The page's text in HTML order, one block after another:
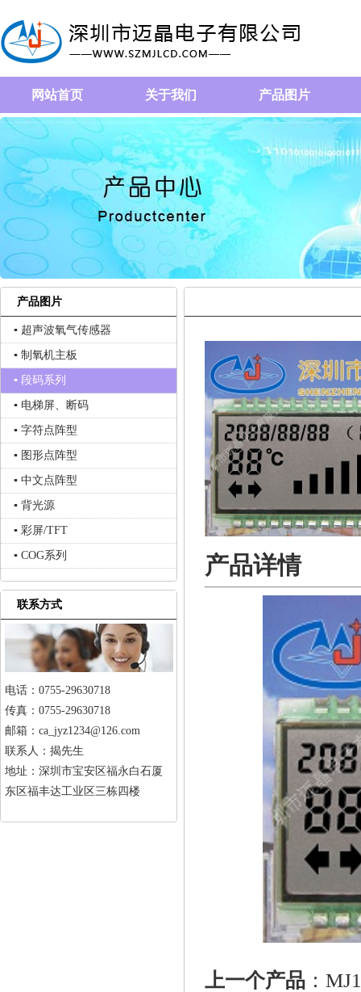
网站首页 关于我们 产品图片
产品详情
上一个产品 ：
产品图片
▪ 超声波氧气传感器
▪ 制氧机主板
▪ 段码系列
▪ 电梯屏、断码
▪ 字符点阵型
▪ 图形点阵型
▪ 中文点阵型
▪ 背光源
▪ 彩屏/TFT
▪ COG系列
联系方式
电话：0755-29630718
传真：0755-29630718
邮箱：ca_jyz1234@126.com
联系人：揭先生
地址：深圳市宝安区福永白石厦
东区福丰达工业区三栋四楼